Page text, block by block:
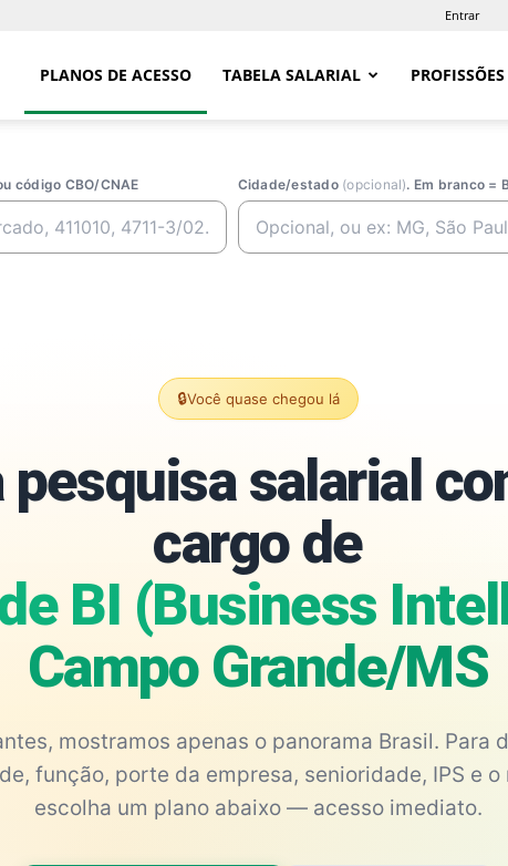
Entrar
PLANOS DE ACESSO TABELA SALARIAL PROFISSÕES
código CBO/CNAE Cidade/estado (opcional). Em branco =
🔒Você quase chegou lá
pesquisa salarial
cargo de
BI (Business
Campo Grande/MS
mostramos apenas o panorama Brasil. Para
função, porte da empresa, senioridade, IPS e o
escolha um plano abaixo — acesso imediato.